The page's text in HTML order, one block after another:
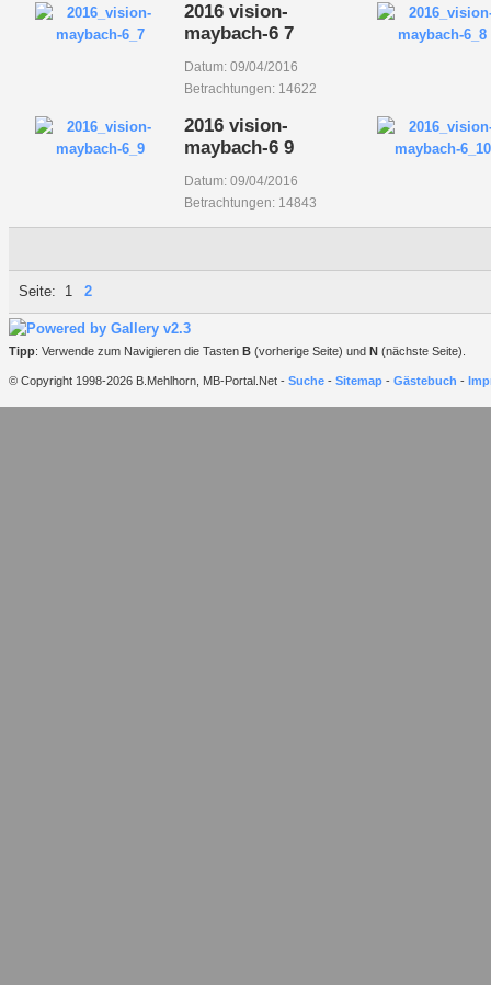
2016 vision-
maybach-6 7
Datum: 09/04/2016
Betrachtungen: 14622
2016 vision-
maybach-6 9
Datum: 09/04/2016
Betrachtungen: 14843
Seite: 1 2
Tipp: Verwende zum Navigieren die Tasten B (vorherige Seite) und N (nächste Seite).
© Copyright 1998-2026 B.Mehlhorn, MB-Portal.Net - Suche - Sitemap - Gästebuch -